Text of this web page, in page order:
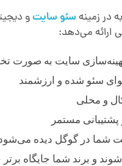
در زمینه سئو سایتو
ارائه می‌دهد:
سایت به صورت
سئو شده و ارزشمند
و محلی
مستمر
شما در گوگل دیده
و برند شما جایگاه برتر